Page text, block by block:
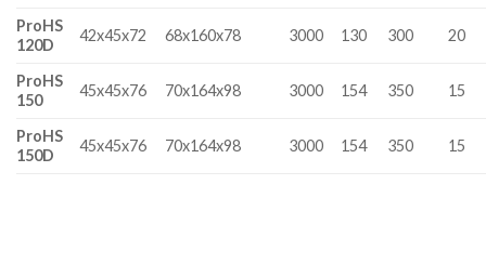
ProHS
120D
42x45x72 68x160x78 3000 130 300 20
ProHS
150
45x45x76 70x164x98 3000 154 350 15
ProHS
150D
45x45x76 70x164x98 3000 154 350 15